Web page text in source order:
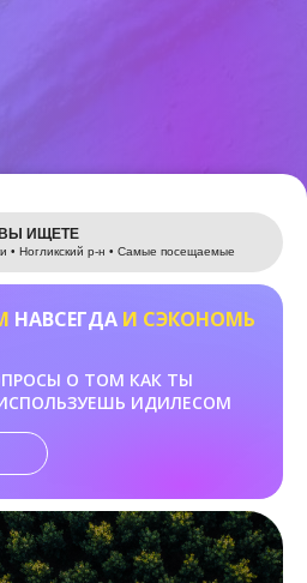
Leaflet
ВЫ ИЩЕТЕ
• Ногликский р-н • Самые посещаемые
НАВСЕГДА И СЭКОНОМЬ
О ТОМ КАК ТЫ
ИДИЛЕСОМ